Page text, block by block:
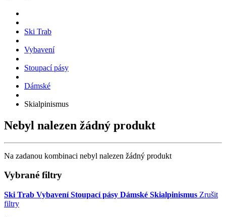
Ski Trab
Vybavení
Stoupací pásy
Dámské
Skialpinismus
Nebyl nalezen žádný produkt
Na zadanou kombinaci nebyl nalezen žádný produkt
Vybrané filtry
Ski Trab Vybavení Stoupací pásy Dámské Skialpinismus Zrušit
filtry